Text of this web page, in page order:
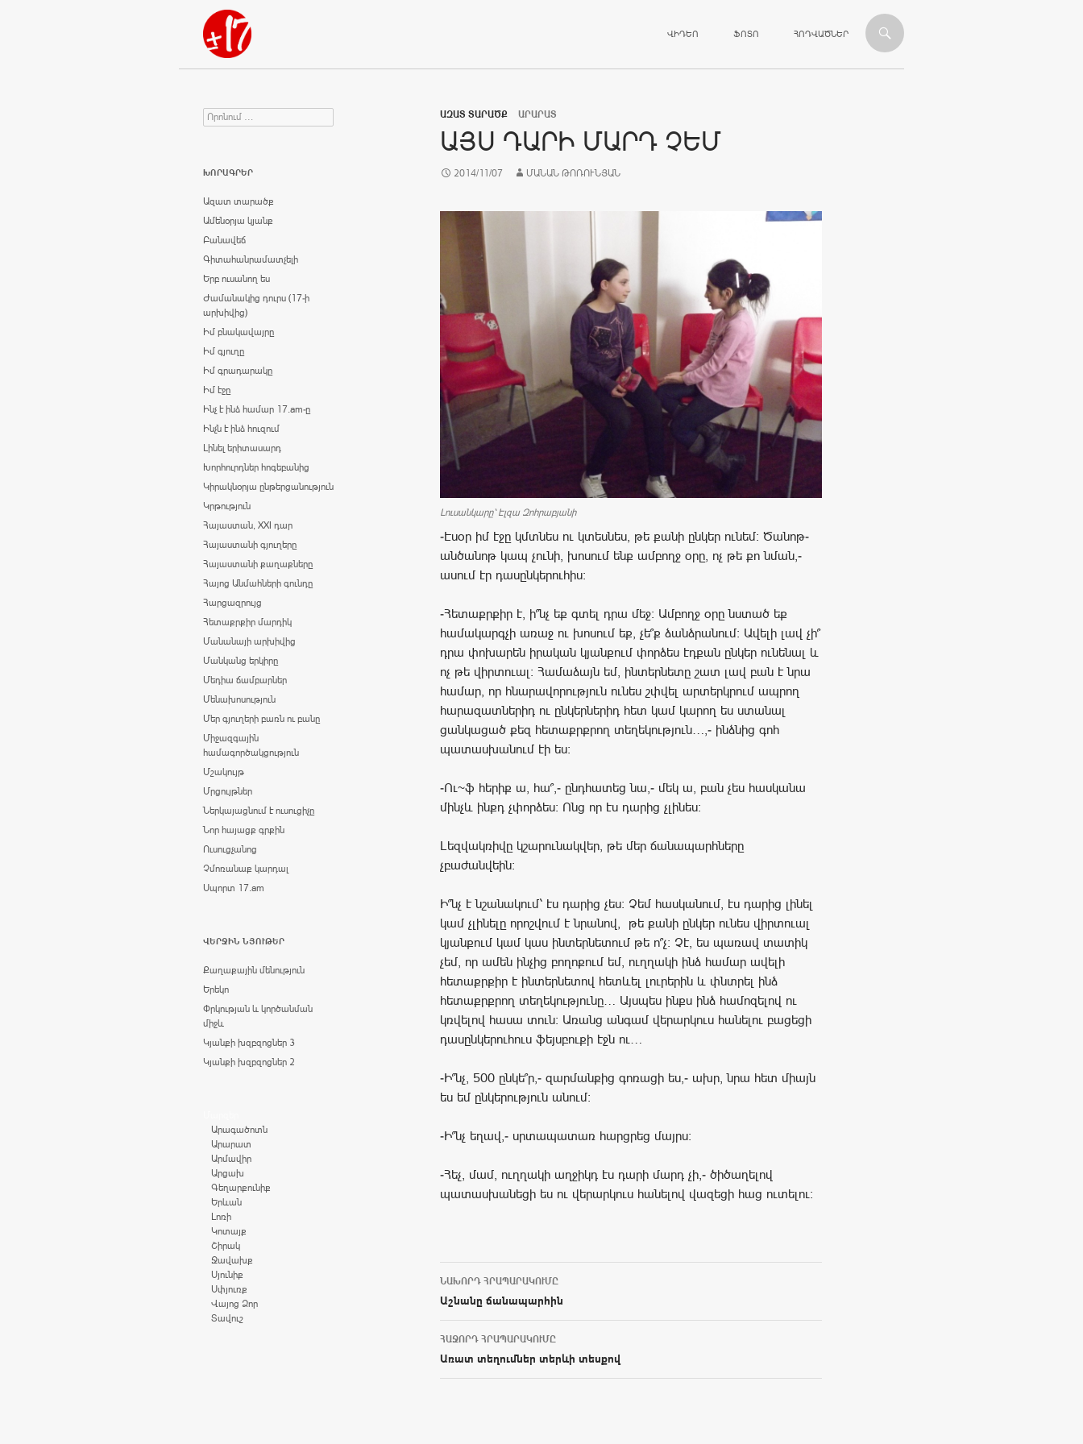
Որոնում
ՎԻԴԵՈ ՖՈՏՈ ՀՈԴՎԱԾՆԵՐ
ԱԶԱՏ ՏԱՐԱԾՔ ԱՐԱՐԱՏ
ԱՅՍ ԴԱՐԻ ՄԱՐԴ ՉԵՄ
2014/11/07 ՄԱՆԱՆ ԹՈՌՈՒՆՅԱՆ
Լուսանկարը՝ Էլզա Զոհրաբյանի
-Էսօր իմ էջը կմտնես ու կտեսնես, թե քանի ընկեր ունեմ: Ծանոթ-
անծանոթ կապ չունի, խոսում ենք ամբողջ օրը, ոչ թե քո նման,-
ասում էր դասընկերուհիս:
-Հետաքրքիր է, ի՞նչ եք գտել դրա մեջ: Ամբողջ օրը նստած եք
համակարգչի առաջ ու խոսում եք, չե՞ք ձանձրանում: Ավելի լավ չի՞
դրա փոխարեն իրական կյանքում փորձես էդքան ընկեր ունենալ և
ոչ թե վիրտուալ: Համաձայն եմ, ինտերնետը շատ լավ բան է նրա
համար, որ հնարավորություն ունես շփվել արտերկրում ապրող
հարազատներիդ ու ընկերներիդ հետ կամ կարող ես ստանալ
ցանկացած քեզ հետաքրքրող տեղեկություն…,- ինձնից գոհ
պատասխանում էի ես:
-Ու~ֆ հերիք ա, հա՞,- ընդհատեց նա,- մեկ ա, բան չես հասկանա
մինչև ինքդ չփորձես: Ոնց որ էս դարից չլինես:
Լեզվակռիվը կշարունակվեր, թե մեր ճանապարհները
չբաժանվեին:
Ի՞նչ է նշանակում՝ էս դարից չես: Չեմ հասկանում, էս դարից լինել
կամ չլինելը որոշվում է նրանով, թե քանի ընկեր ունես վիրտուալ
կյանքում կամ կաս ինտերնետում թե ո՞չ: Չէ, ես պառավ տատիկ
չեմ, որ ամեն ինչից բողոքում եմ, ուղղակի ինձ համար ավելի
հետաքրքիր է ինտերնետով հետևել լուրերին և փնտրել ինձ
հետաքրքրող տեղեկությունը… Այսպես ինքս ինձ համոզելով ու
կռվելով հասա տուն: Առանց անգամ վերարկուս հանելու բացեցի
դասընկերուհուս ֆեյսբուքի էջն ու…
-Ի՞նչ, 500 ընկե՞ր,- զարմանքից գոռացի ես,- ախր, նրա հետ միայն
ես եմ ընկերություն անում:
-Ի՞նչ եղավ,- սրտապատառ հարցրեց մայրս:
-Հեչ, մամ, ուղղակի աղջիկդ էս դարի մարդ չի,- ծիծաղելով
պատասխանեցի ես ու վերարկուս հանելով վազեցի հաց ուտելու:
Post navigation
ՆԱԽՈՐԴ ՀՐԱՊԱՐԱԿՈՒՄԸ
Աշնանը ճանապարհին
ՀԱՋՈՐԴ ՀՐԱՊԱՐԱԿՈՒՄԸ
Առատ տեղումներ տերևի տեսքով
Search for:
ԽՈՐԱԳՐԵՐ
Ազատ տարածք
Ամենօրյա կյանք
Բանավեճ
Գիտահանրամատչելի
Երբ ուսանող ես
Ժամանակից դուրս (17-ի
արխիվից)
Իմ բնակավայրը
Իմ գյուղը
Իմ գրադարակը
Իմ էջը
Ինչ է ինձ համար 17.am-ը
Ինչն է ինձ հուզում
Լինել երիտասարդ
Խորհուրդներ հոգեբանից
Կիրակնօրյա ընթերցանություն
Կրթություն
Հայաստան, XXI դար
Հայաստանի գյուղերը
Հայաստանի քաղաքները
Հայոց Անմահների գունդը
Հարցազրույց
Հետաքրքիր մարդիկ
Մանանայի արխիվից
Մանկանց երկիրը
Մեդիա ճամբարներ
Մենախոսություն
Մեր գյուղերի բառն ու բանը
Միջազգային
համագործակցություն
Մշակույթ
Մրցույթներ
Ներկայացնում է ուսուցիչը
Նոր հայացք գրքին
Ուսուցչանոց
Չմոռանաք կարդալ
Սպորտ 17.am
ՎԵՐՋԻՆ ՆՅՈՒԹԵՐ
Քաղաքային մենություն
Երեկո
Փրկության և կործանման
միջև
Կյանքի խզբզոցներ 3
Կյանքի խզբզոցներ 2
Արագածոտն
Արարատ
Արմավիր
Արցախ
Գեղարքունիք
Երևան
Լոռի
Կոտայք
Շիրակ
Ջավախք
Սյունիք
Սփյուռք
Վայոց Ձոր
Տավուշ